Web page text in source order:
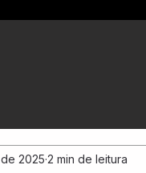
2025 2 min de leitura